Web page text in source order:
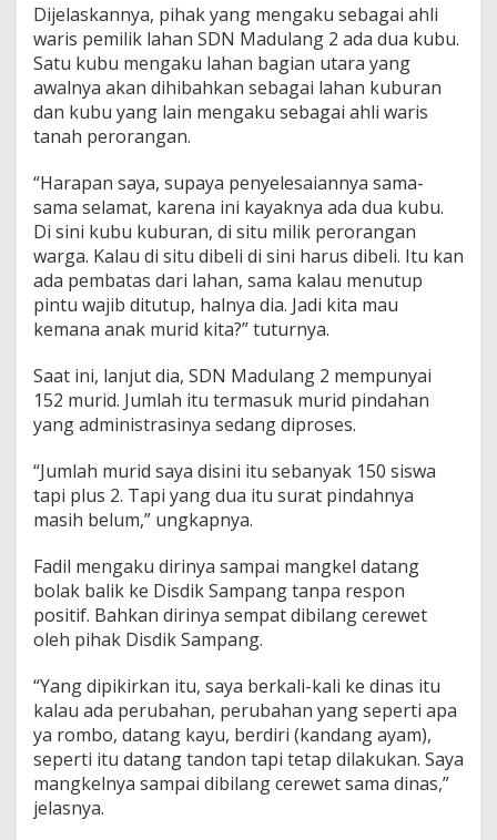
Dijelaskannya, pihak yang mengaku sebagai ahli
waris pemilik lahan SDN Madulang 2 ada dua kubu.
Satu kubu mengaku lahan bagian utara yang
awalnya akan dihibahkan sebagai lahan kuburan
dan kubu yang lain mengaku sebagai ahli waris
tanah perorangan.
“Harapan saya, supaya penyelesaiannya sama-
sama selamat, karena ini kayaknya ada dua kubu.
Di sini kubu kuburan, di situ milik perorangan
warga. Kalau di situ dibeli di sini harus dibeli. Itu kan
ada pembatas dari lahan, sama kalau menutup
pintu wajib ditutup, halnya dia. Jadi kita mau
kemana anak murid kita?” tuturnya.
Saat ini, lanjut dia, SDN Madulang 2 mempunyai
152 murid. Jumlah itu termasuk murid pindahan
yang administrasinya sedang diproses.
“Jumlah murid saya disini itu sebanyak 150 siswa
tapi plus 2. Tapi yang dua itu surat pindahnya
masih belum,” ungkapnya.
Fadil mengaku dirinya sampai mangkel datang
bolak balik ke Disdik Sampang tanpa respon
positif. Bahkan dirinya sempat dibilang cerewet
oleh pihak Disdik Sampang.
“Yang dipikirkan itu, saya berkali-kali ke dinas itu
kalau ada perubahan, perubahan yang seperti apa
ya rombo, datang kayu, berdiri (kandang ayam),
seperti itu datang tandon tapi tetap dilakukan. Saya
mangkelnya sampai dibilang cerewet sama dinas,”
jelasnya.